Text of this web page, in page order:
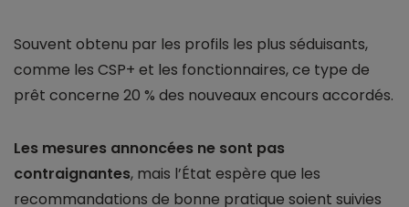
Souvent obtenu par les profils les plus séduisants,
comme les CSP+ et les fonctionnaires, ce type de
prêt concerne 20 % des nouveaux encours accordés.
Les mesures annoncées ne sont pas
contraignantes, mais l’État espère que les
recommandations de bonne pratique soient suivies